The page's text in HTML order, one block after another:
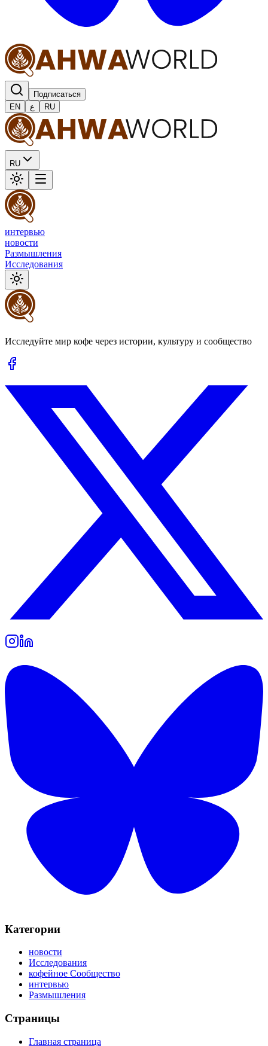
Подписаться
EN
ع RU
RU
интервью
новости
Размышления
Исследования
Исследуйте мир кофе через истории, культуру и сообщество
Категории
новости
Исследования
кофейное Сообщество
интервью
Размышления
Страницы
Главная страница